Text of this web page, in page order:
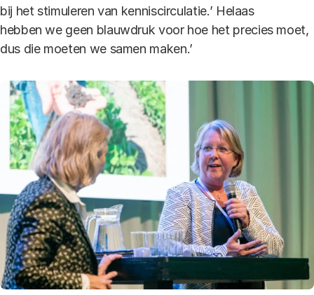
bij het stimuleren van kenniscirculatie.’ Helaas
hebben we geen blauwdruk voor hoe het precies moet,
dus die moeten we samen maken.’